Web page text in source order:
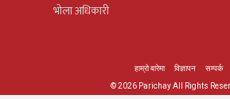
भोला अधिकारी
हाम्रो बारेमा विज्ञापन
सम्पर्क
© 2026 Parichay All Rights